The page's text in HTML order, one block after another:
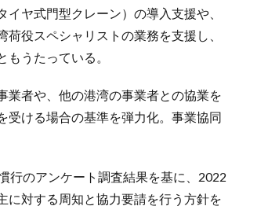
ヤ式門型クレーン）の導入支援や、
役スペシャリストの業務を支援し、
うたっている。
業者や、他の港湾の事業者との協業を
受ける場合の基準を弾力化。事業協同
行のアンケート調査結果を基に、2022
に対する周知と協力要請を行う方針を